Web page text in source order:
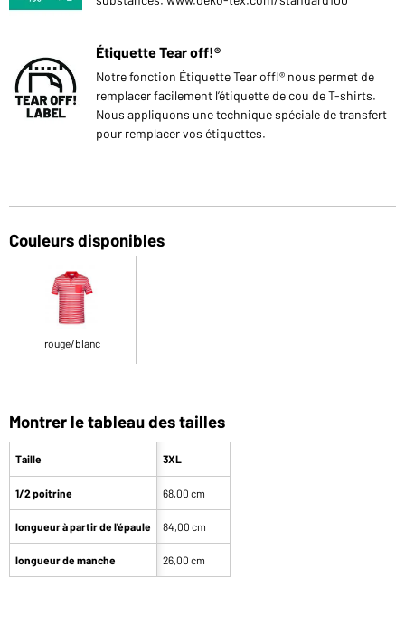
Étiquette Tear off!®
Notre fonction Étiquette Tear off!® nous permet de
remplacer facilement l’étiquette de cou de T-shirts.
Nous appliquons une technique spéciale de transfert
pour remplacer vos étiquettes.
Couleurs disponibles
rouge/blanc
Montrer le tableau des tailles
Taille
1/2 poitrine
longueur à partir de l'épaule
longueur de manche
3XL
68,00 cm
84,00 cm
26,00 cm